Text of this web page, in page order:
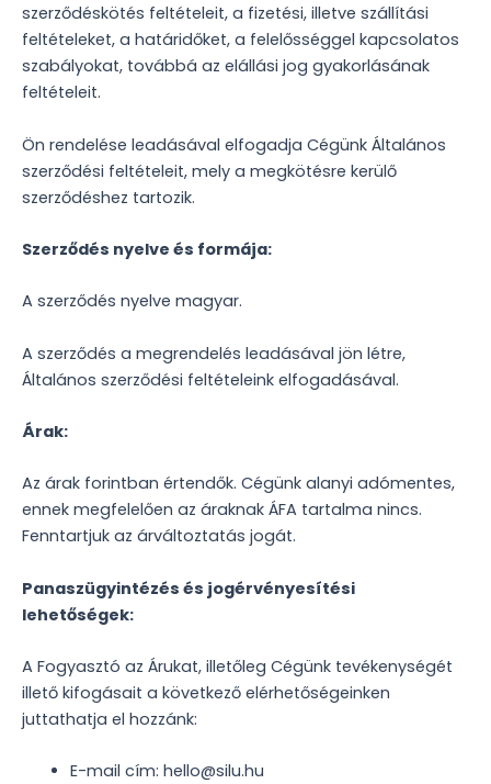
szerződéskötés feltételeit, a fizetési, illetve szállítási
feltételeket, a határidőket, a felelősséggel kapcsolatos
szabályokat, továbbá az elállási jog gyakorlásának
feltételeit.
Ön rendelése leadásával elfogadja Cégünk Általános
szerződési feltételeit, mely a megkötésre kerülő
szerződéshez tartozik.
Szerződés nyelve és formája:
A szerződés nyelve magyar.
A szerződés a megrendelés leadásával jön létre,
Általános szerződési feltételeink elfogadásával.
Árak:
Az árak forintban értendők. Cégünk alanyi adómentes,
ennek megfelelően az áraknak ÁFA tartalma nincs.
Fenntartjuk az árváltoztatás jogát.
Panaszügyintézés és jogérvényesítési
lehetőségek:
A Fogyasztó az Árukat, illetőleg Cégünk tevékenységét
illető kifogásait a következő elérhetőségeinken
juttathatja el hozzánk:
E-mail cím: hello@silu.hu